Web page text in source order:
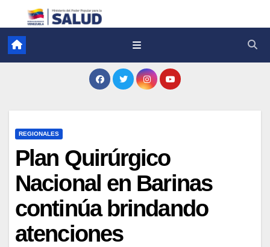
REGIONALES
Plan Quirúrgico
Nacional en Barinas
continúa brindando
atenciones